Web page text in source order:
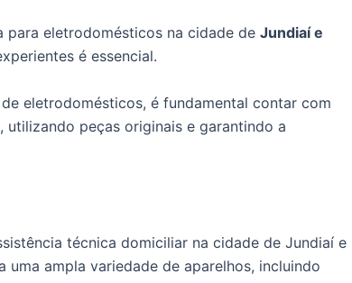
para eletrodomésticos na cidade de Jundiaí e
é essencial.
eletrodomésticos, é fundamental contar com
peças originais e garantindo a
técnica domiciliar na cidade de Jundiaí e
ampla variedade de aparelhos, incluindo